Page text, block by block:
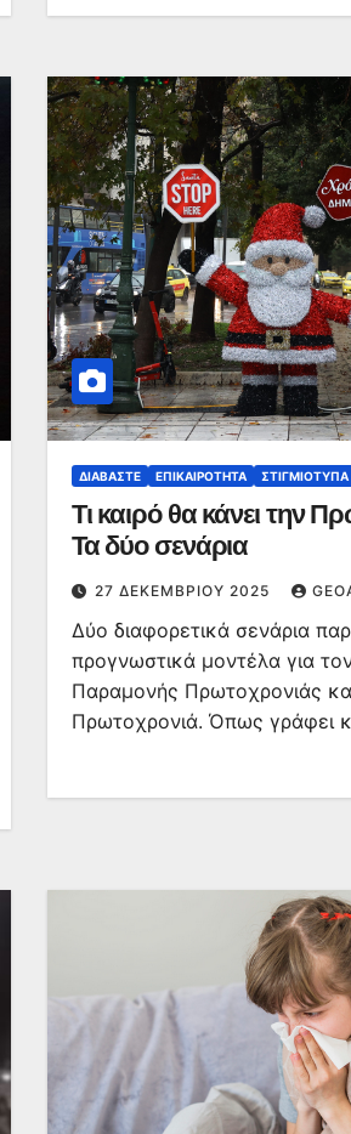
ΔΙΑΒΆΣΤΕ ΕΠΙΚΑΙΡΌΤΗΤΑ ΣΤΙΓΜΙΌΤΥΠΑ
Τι καιρό θα κάνει την
Τα δύο σενάρια
27 ΔΕΚΕΜΒΡΊΟΥ 2025
Δύο διαφορετικά σενάρια
προγνωστικά μοντέλα για
Παραμονής Πρωτοχρονιάς
Πρωτοχρονιά. Όπως γράφει